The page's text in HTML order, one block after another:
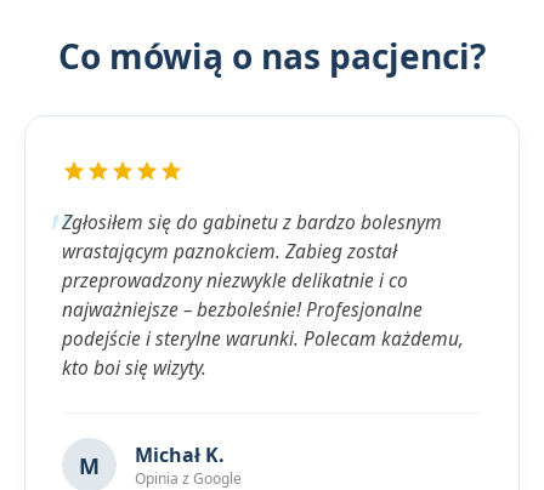
Co mówią o nas pacjenci?
Zgłosiłem się do gabinetu z bardzo bolesnym
wrastającym paznokciem. Zabieg został
przeprowadzony niezwykle delikatnie i co
najważniejsze – bezboleśnie! Profesjonalne
podejście i sterylne warunki. Polecam każdemu,
kto boi się wizyty.
M Michał K.
Opinia z Google